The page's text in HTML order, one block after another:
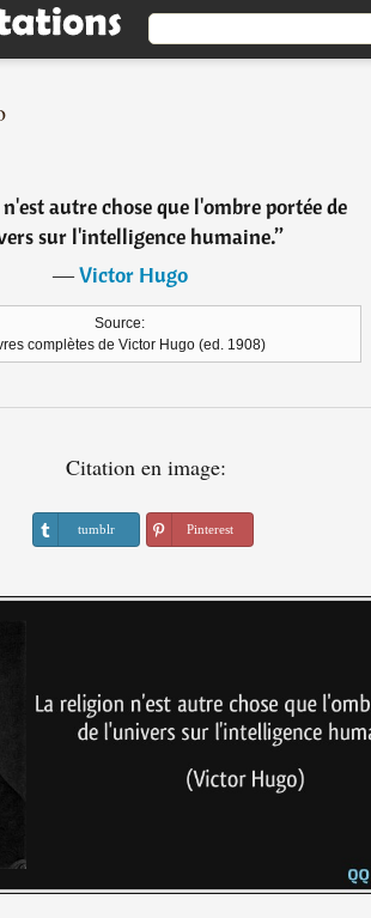
autre chose que l'ombre portée de
sur l'intelligence humaine.”
―Victor Hugo
Source:
complètes de Victor Hugo (ed. 1908)
Citation en image:
tumblr Pinterest